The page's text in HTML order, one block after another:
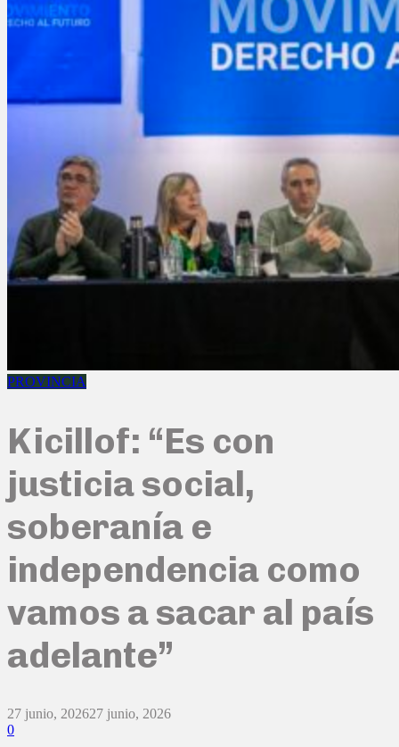
PROVINCIA
Kicillof: “Es con
justicia social,
soberanía e
independencia como
vamos a sacar al país
adelante”
27 junio, 202627 junio, 2026
0